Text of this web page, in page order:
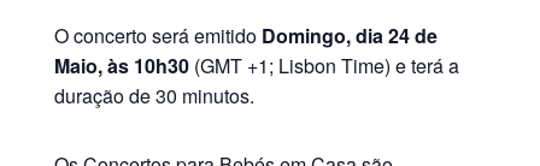
O concerto será emitido Domingo, dia 24 de
Maio, às 10h30(GMT +1; Lisbon Time) e terá a
duração de 30 minutos.